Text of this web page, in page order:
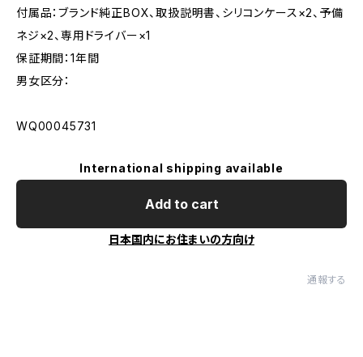
付属品：ブランド純正BOX、取扱説明書、シリコンケース×2、予備
ネジ×2、専用ドライバー×1
保証期間：1年間
男女区分：
WQ00045731
International shipping available
Add to cart
日本国内にお住まいの方向け
通報する